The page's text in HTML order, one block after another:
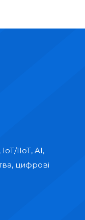
IoT/IIoT, AI,
цифрові